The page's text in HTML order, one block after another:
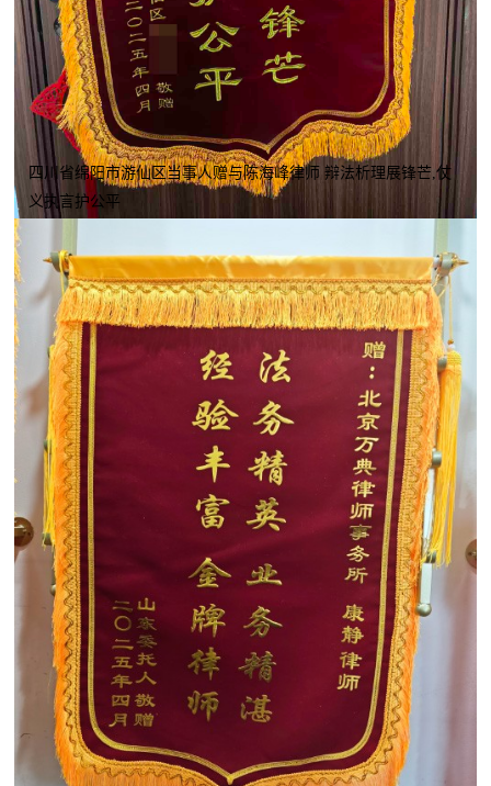
四川省绵阳市游仙区当事人赠与陈海峰律师 辩法析理展锋芒,仗
义执言护公平